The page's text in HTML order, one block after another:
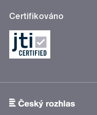
Certifikováno